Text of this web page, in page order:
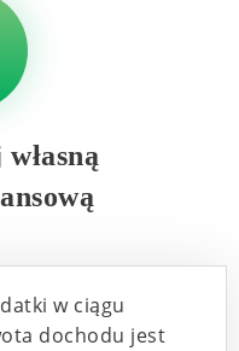
w ciągu
dochodu jest